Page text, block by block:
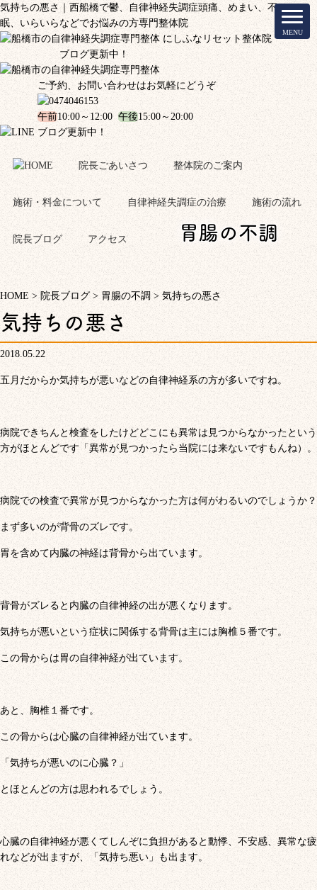
気持ちの悪さ｜西船橋で鬱、自律神経失調症頭痛、めまい、不
眠、いらいらなどでお悩みの方専門整体院
ブログ更新中！
ご予約、お問い合わせはお気軽にどうぞ
午前10:00～12:00 午後15:00～20:00
ブログ更新中！
院長ごあいさつ 整体院のご案内
施術・料金について 自律神経失調症の治療 施術の流れ
院長ブログ アクセス 胃腸の不調
HOME > 院長ブログ > 胃腸の不調 > 気持ちの悪さ
気持ちの悪さ
2018.05.22
五月だからか気持ちが悪いなどの自律神経系の方が多いですね。
病院できちんと検査をしたけどどこにも異常は見つからなかったという
方がほとんどです「異常が見つかったら当院には来ないですもんね）。
病院での検査で異常が見つからなかった方は何がわるいのでしょうか？
まず多いのが背骨のズレです。
胃を含めて内臓の神経は背骨から出ています。
背骨がズレると内臓の自律神経の出が悪くなります。
気持ちが悪いという症状に関係する背骨は主には胸椎５番です。
この骨からは胃の自律神経が出ています。
あと、胸椎１番です。
この骨からは心臓の自律神経が出ています。
「気持ちが悪いのに心臓？」
とほとんどの方は思われるでしょう。
心臓の自律神経が悪くてしんぞに負担があると動悸、不安感、異常な疲
れなどが出ますが、「気持ち悪い」も出ます。